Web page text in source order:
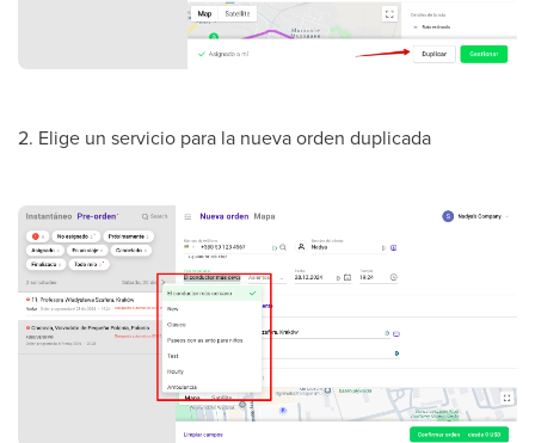
2. Elige un servicio para la nueva orden duplicada